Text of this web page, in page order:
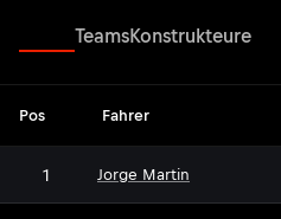
TeamsKonstrukteure
Pos Fahrer
1 Jorge Martin